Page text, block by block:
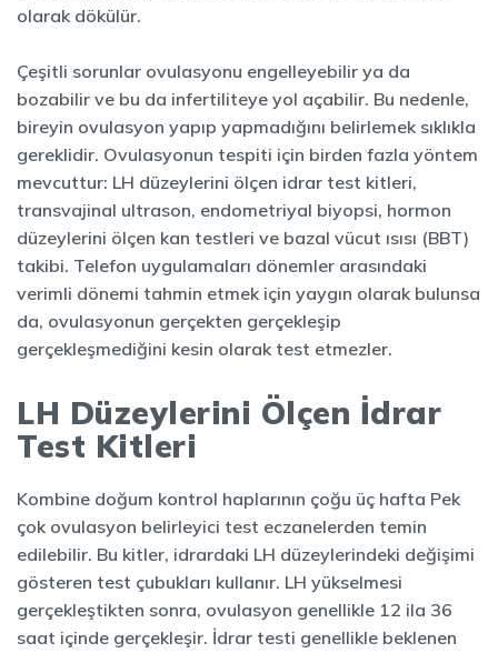
olarak dökülür.
Çeşitli sorunlar ovulasyonu engelleyebilir ya da
bozabilir ve bu da infertiliteye yol açabilir. Bu nedenle,
bireyin ovulasyon yapıp yapmadığını belirlemek sıklıkla
gereklidir. Ovulasyonun tespiti için birden fazla yöntem
mevcuttur: LH düzeylerini ölçen idrar test kitleri,
transvajinal ultrason, endometriyal biyopsi, hormon
düzeylerini ölçen kan testleri ve bazal vücut ısısı (BBT)
takibi. Telefon uygulamaları dönemler arasındaki
verimli dönemi tahmin etmek için yaygın olarak bulunsa
da, ovulasyonun gerçekten gerçekleşip
gerçekleşmediğini kesin olarak test etmezler.
LH Düzeylerini Ölçen İdrar
Test Kitleri
Kombine doğum kontrol haplarının çoğu üç hafta Pek
çok ovulasyon belirleyici test eczanelerden temin
edilebilir. Bu kitler, idrardaki LH düzeylerindeki değişimi
gösteren test çubukları kullanır. LH yükselmesi
gerçekleştikten sonra, ovulasyon genellikle 12 ila 36
saat içinde gerçekleşir. İdrar testi genellikle beklenen